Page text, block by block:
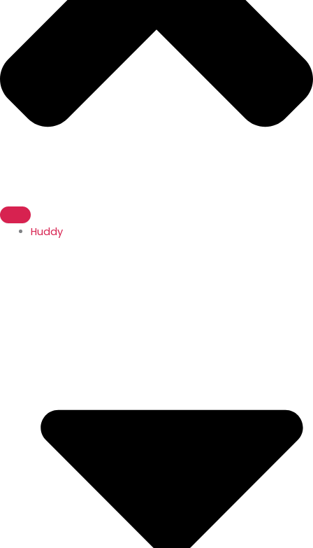
Huddy